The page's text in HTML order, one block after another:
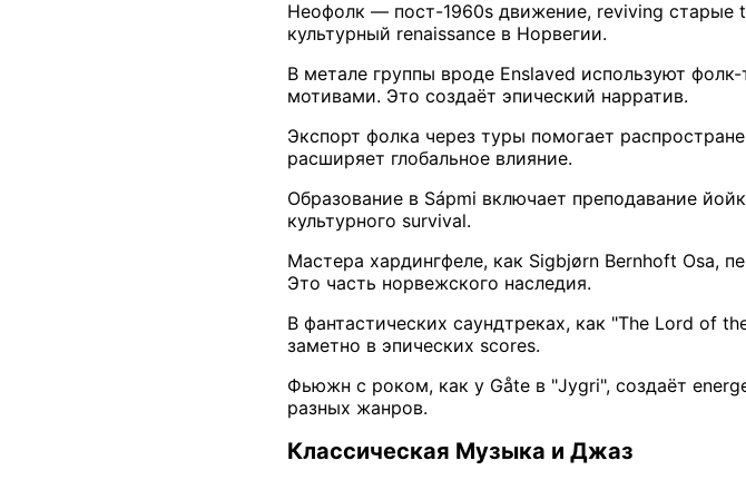
Неофолк — пост-1960s движение, reviving старые
культурный renaissance в Норвегии.
В метале группы вроде Enslaved используют
мотивами. Это создаёт эпический нарратив.
Экспорт фолка через туры помогает
расширяет глобальное влияние.
Образование в Sápmi включает преподавание
культурного survival.
Мастера хардингфеле, как Sigbjørn Bernhoft Osa,
Это часть норвежского наследия.
В фантастических саундтреках, как "The Lord of
заметно в эпических scores.
Фьюжн с роком, как у Gåte в "Jygri", создаёт
разных жанров.
Классическая Музыка и Джаз